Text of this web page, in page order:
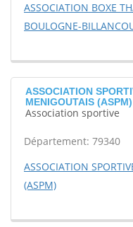
ASSOCIATION BOXE
BOULOGNE-
ASSOCIATION
MENIGOUTAIS
Association sportive
Département: 79340
ASSOCIATION
(ASPM)